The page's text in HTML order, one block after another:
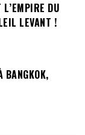
L’EMPIRE DU
LEVANT !
BANGKOK,